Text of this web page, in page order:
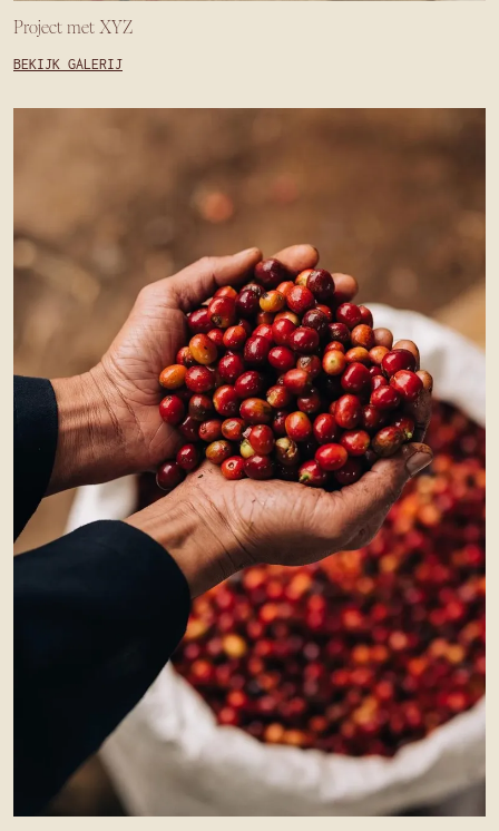
Project met XYZ
BEKIJK GALERIJ